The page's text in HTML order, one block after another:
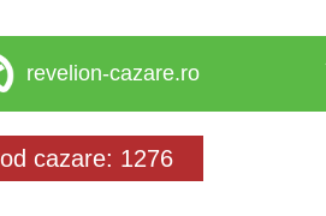
revelion-cazare.ro
cazare: 1276